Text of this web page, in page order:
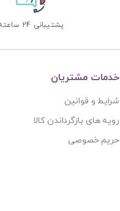
پشتیبانی 24 ساعته
خدمات مشتریان
شرایط و قوانین
رویه های بازگرداندن کالا
حریم خصوصی